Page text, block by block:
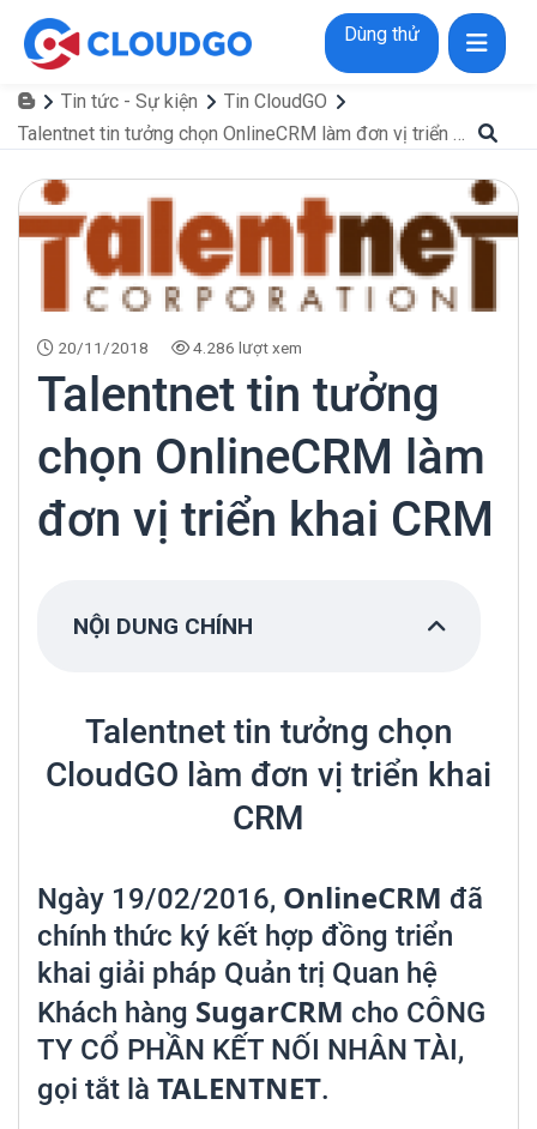
Dùng thử
Tin tức - Sự kiện
Tin CloudGO
Talentnet tin tưởng chọn OnlineCRM làm đơn vị triển khai CRM
20/11/2018 4.286 lượt xem
Talentnet tin tưởng
chọn OnlineCRM làm
đơn vị triển khai CRM
NỘI DUNG CHÍNH
Talentnet tin tưởng chọn
CloudGO làm đơn vị triển khai
CRM
Ngày 19/02/2016, OnlineCRM đã
chính thức ký kết hợp đồng triển
khai giải pháp Quản trị Quan hệ
Khách hàng SugarCRM cho CÔNG
TY CỔ PHẦN KẾT NỐI NHÂN TÀI,
gọi tắt là TALENTNET.